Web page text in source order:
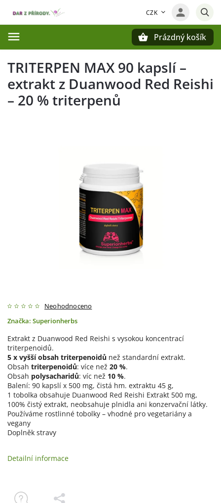
CZK
Prázdný košík
TRITERPEN MAX 90 kapslí –
extrakt z Duanwood Red Reishi
– 20 % triterpenů
Neohodnoceno
Značka: Superionherbs
Extrakt z Duanwood Red Reishi s vysokou koncentrací
triterpenoidů.
5 x vyšší obsah triterpenoidů než standardní extrakt.
Obsah triterpenoidů: více než 20 %.
Obsah polysacharidů: víc než 10 %.
Balení: 90 kapslí x 500 mg, čistá hm. extraktu 45 g,
1 tobolka obsahuje Duanwood Red Reishi Extrakt 500 mg,
100% čistý extrakt, neobsahuje plnidla ani konzervační látky.
Používáme rostlinné tobolky – vhodné pro vegetariány a
vegany
Doplněk stravy
Detailní informace